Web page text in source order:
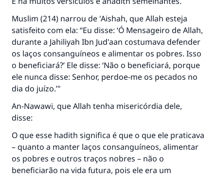
Muslim (214) narrou de 'Aishah, que Allah esteja
satisfeito com ela: “Eu disse: ‘Ó Mensageiro de Allah,
durante a Jahiliyah Ibn Jud'aan costumava defender
os laços consanguíneos e alimentar os pobres. Isso
o beneficiará?’ Ele disse: ‘Não o beneficiará, porque
ele nunca disse: Senhor, perdoe-me os pecados no
dia do juízo.’"
An-Nawawi, que Allah tenha misericórdia dele,
disse:
O que esse hadith significa é que o que ele praticava
– quanto a manter laços consanguíneos, alimentar
os pobres e outros traços nobres – não o
beneficiarão na vida futura, pois ele era um